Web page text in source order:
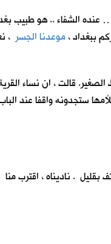
… عنده الشفاء .. هو طبيب
ببغداد ،موعدنا الجسر ،
قالت ، ان نساء
ستجدونه واقفا عند
. ناديناه ، اقترب